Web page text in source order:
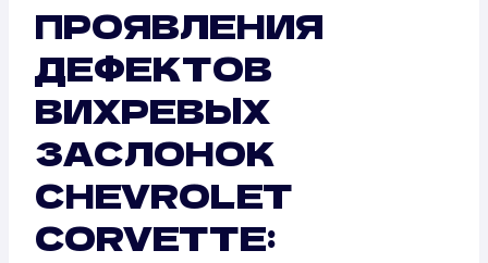
ПРОЯВЛЕНИЯ
ДЕФЕКТОВ
ВИХРЕВЫХ
ЗАСЛОНОК
CHEVROLET
CORVETTE: